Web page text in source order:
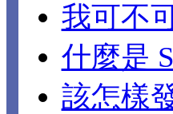
我可不
什麼是
該怎樣